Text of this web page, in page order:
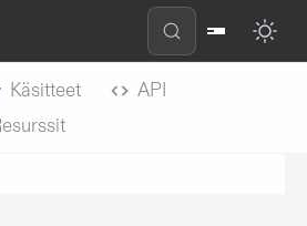
Käsitteet
API